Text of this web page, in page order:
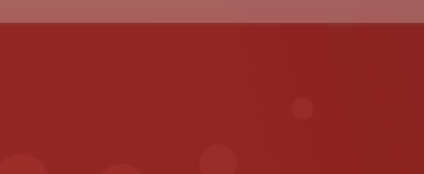
DALLE GAMBE IN POCO TEMPO?